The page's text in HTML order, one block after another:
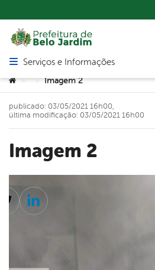
Abrir menu principal de navegação
Serviços e Informações
Você está aqui:
> > Imagem 2
Imagem 2
publicado: 03/05/2021 16h00,
última modificação: 03/05/2021 16h00
TwitterLinkedin